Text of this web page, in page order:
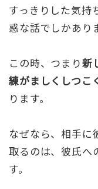
すっきりした気持
惑な話でしかあり
この時、つまり新
練がましくしつこ
ります。
なぜなら、相手に
取るのは、彼氏へ
す。